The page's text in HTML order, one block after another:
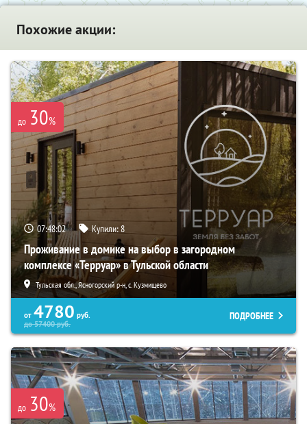
Похожие акции:
до 30%
07:48:01 Купили:8
Проживание в домике на выбор в загородном
комплексе «Терруар» в Тульской области
Тульская обл., Ясногорский р-н, с. Кузмищево
от 4780 руб.
до57400руб.
ПОДРОБНЕЕ
до 30%